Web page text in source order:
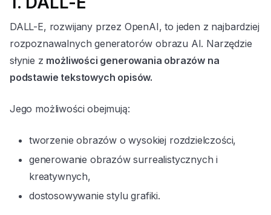
DALL-E, rozwijany przez OpenAI, to jeden z najbardziej
rozpoznawalnych generatorów obrazu AI. Narzędzie
słynie z możliwości generowania obrazów na
podstawie tekstowych opisów.
Jego możliwości obejmują:
tworzenie obrazów o wysokiej rozdzielczości,
generowanie obrazów surrealistycznych i
kreatywnych,
dostosowywanie stylu grafiki.